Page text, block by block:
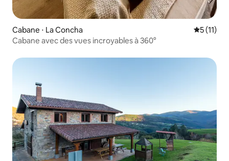
Cabane ⋅ La Concha
5 (11)
Cabane avec des vues incroyables à 360°